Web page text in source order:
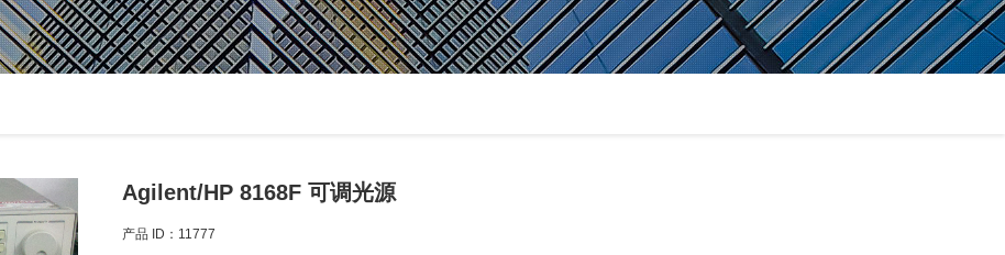
Agilent/HP 8168F 可调光源
产品 ID： 11777